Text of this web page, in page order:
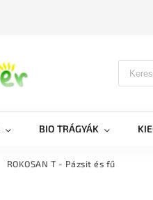
BIO TRÁGYÁK
ROKOSAN T - Pázsit és fű